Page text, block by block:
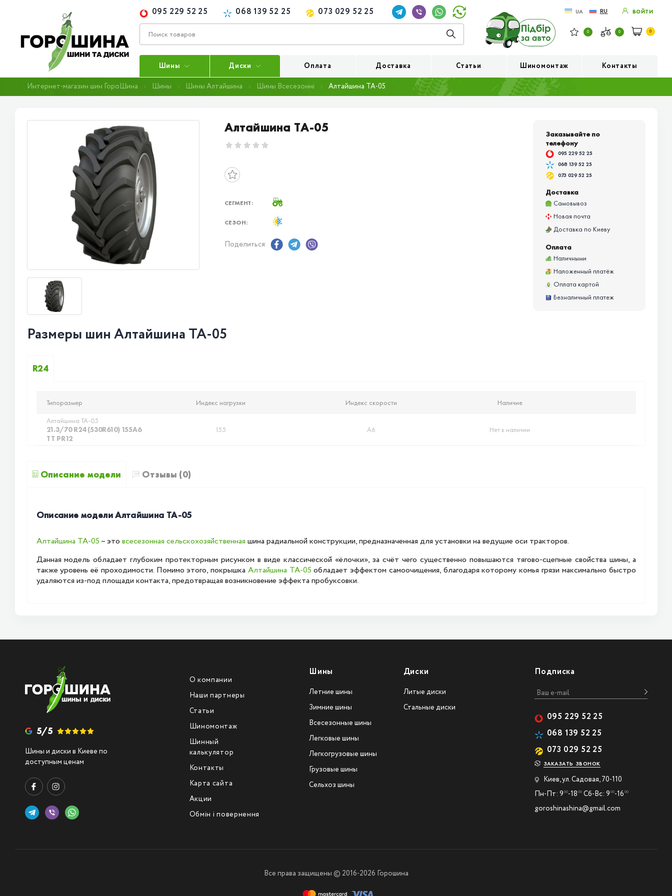
095 229 52 25 068 139 52 25 073 029 52 25 UA RU ВОЙТИ
0 0 0
Шины Диски Оплата Доставка Статьи Шиномонтаж Контакты
Интернет-магазин шин ГороШина Шины Шины Алтайшина Шины Всесезонні Алтайшина TA-05
Алтайшина TA-05
СЕГМЕНТ:
СЕЗОН:
Поделиться:
Заказывайте по
телефону
095 229 52 25
068 139 52 25
073 029 52 25
Доставка
Самовывоз
Новая почта
Доставка по Киеву
Оплата
Наличными
Наложенный платёж
Оплата картой
Безналичный платеж
Размеры шин Алтайшина TA-05
R24
Типоразмер Индекс нагрузки Индекс скорости
Наличие
Алтайшина TA-05
21.3/70 R24 (530R610) 155A6
TT PR12
155 A6 Нет в наличии
Описание модели Отзывы (0)
Описание модели Алтайшина TA-05
Алтайшина TA-05 – это всесезонная сельскохозяйственная шина радиальной конструкции, предназначенная для установки на ведущие оси тракторов.
Данная модель обладает глубоким протекторным рисунком в виде классической «ёлочки», за счёт чего существенно повышаются тягово-сцепные свойства шины, а
также уровень её проходимости. Помимо этого, покрышка Алтайшина ТА-05 обладает эффектом самоочищения, благодаря которому комья грязи максимально быстро
удаляются из-под площади контакта, предотвращая возникновение эффекта пробуксовки.
5/5
Шины и диски в Киеве по
доступным ценам
О компании
Наши партнеры
Статьи
Шиномонтаж
Шинный
калькулятор
Контакты
Карта сайта
Акции
Обмін і повернення
Шины
Летние шины
Зимние шины
Всесезонные шины
Легковые шины
Легкогрузовые шины
Грузовые шины
Сельхоз шины
Диски
Литые диски
Стальные диски
Подписка
095 229 52 25
068 139 52 25
073 029 52 25
ЗАКАЗАТЬ ЗВОНОК
Киев, ул. Садовая, 70-110
Пн-Пт: 9 00-18 00Сб-Вс: 9 00-16 00
goroshinashina@gmail.com
Все права защищены © 2016-2026 Горошина